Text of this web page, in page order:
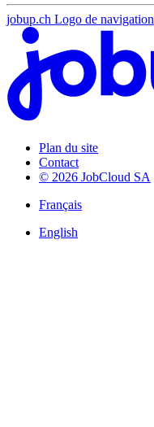
jobup.ch Logo de navigation
Plan du site
Contact
© 2026 JobCloud SA
Français
English